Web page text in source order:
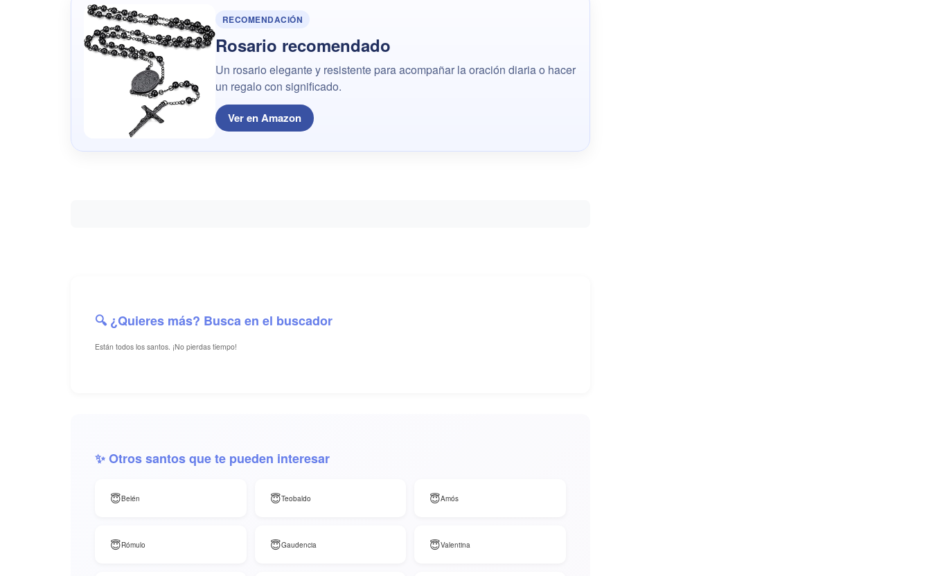
RECOMENDACIÓN
Rosario recomendado
Un rosario elegante y resistente para acompañar la oración diaria o hacer
un regalo con significado.
Ver en Amazon
🔍 ¿Quieres más? Busca en el buscador
Están todos los santos. ¡No pierdas tiempo!
✨ Otros santos que te pueden interesar
😇Belén 😇Teobaldo 😇Amós
😇Rómulo 😇Gaudencia 😇Valentina